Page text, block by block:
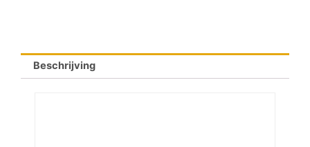
Beschrijving